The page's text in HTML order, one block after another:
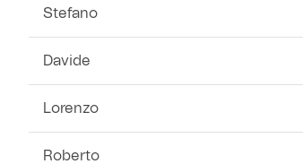
Stefano
Davide
Lorenzo
Roberto